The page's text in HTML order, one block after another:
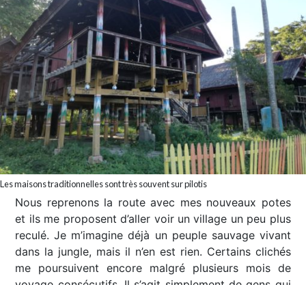
Les maisons traditionnelles sont très souvent sur pilotis
Nous reprenons la route avec mes nouveaux potes
et ils me proposent d’aller voir un village un peu plus
reculé. Je m’imagine déjà un peuple sauvage vivant
dans la jungle, mais il n’en est rien. Certains clichés
me poursuivent encore malgré plusieurs mois de